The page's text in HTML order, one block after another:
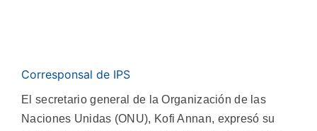
Corresponsal de IPS
El secretario general de la Organización de las
Naciones Unidas (ONU), Kofi Annan, expresó su